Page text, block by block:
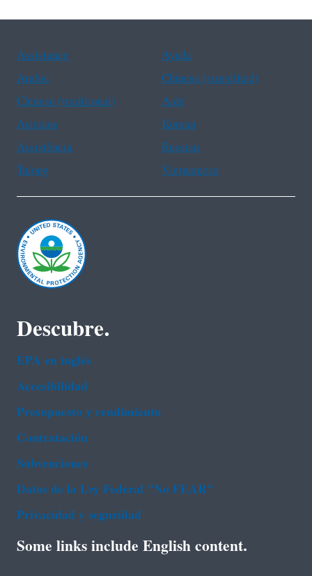
Assistance
Ayuda
Arabic
Chinese (simplified)
Chinese (traditional)
Aide
Asistans
Korean
Assistência
Russian
Tulong
Vietnamese
Descubre.
EPA en ingl‌és
Accesibilidad
Presupuesto y rendimiento
Contratación
Subvenciones
Datos de la Ley Federal "No FEAR"
Privacidad y seguridad
Some links include English content.